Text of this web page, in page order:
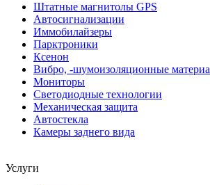
Штатные магнитолы GPS
Автосигнализации
Иммобилайзеры
Парктроники
Ксенон
Вибро, -шумоизоляционные
Мониторы
Светодиодные технологии
Механическая защита
Автостекла
Камеры заднего вида
Услуги